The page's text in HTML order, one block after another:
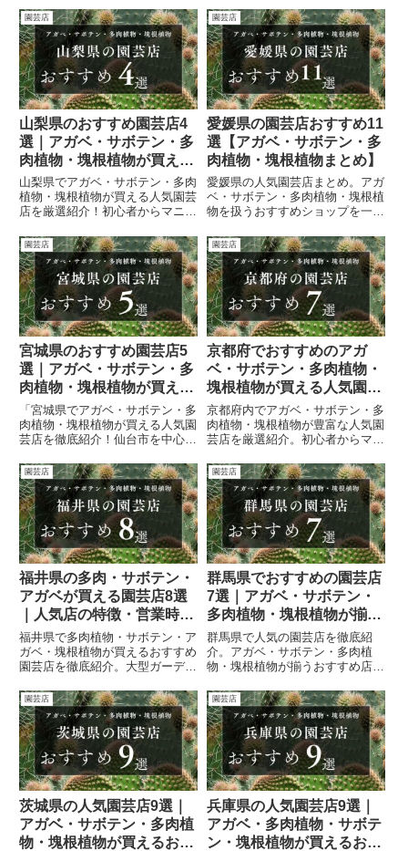
報を最新まとめ。
載。
園芸店
山梨県のおすすめ園芸店4
選｜アガベ・サボテン・多
肉植物・塊根植物が買える
人気ショップまとめ
山梨県でアガベ・サボテン・多肉
植物・塊根植物が買える人気園芸
店を厳選紹介！初心者からマニア
一覧と詳細ガイド。
園芸店
愛媛県の園芸店おすすめ11
選【アガベ・サボテン・多
肉植物・塊根植物まとめ】
愛媛県の人気園芸店まとめ。アガ
ベ・サボテン・多肉植物・塊根植
物を扱うおすすめショップを一覧
も掲載。
園芸店
宮城県のおすすめ園芸店5
選｜アガベ・サボテン・多
肉植物・塊根植物が買える
人気ショップまとめ
「宮城県でアガベ・サボテン・多
肉植物・塊根植物が買える人気園
芸店を徹底紹介！仙台市を中心に
付きで解説。初心者からマニアま
で楽しめるおすすめショップまと
め。」
園芸店
京都府でおすすめのアガ
ベ・サボテン・多肉植物・
塊根植物が買える人気園芸
店7選【完全ガイド】
京都府内でアガベ・サボテン・多
肉植物・塊根植物が豊富な人気園
芸店を厳選紹介。初心者からマニ
表付きで掲載。
園芸店
福井県の多肉・サボテン・
アガベが買える園芸店8選
｜人気店の特徴・営業時
間・SNS完全ガイド
【2026最新】
福井県で多肉植物・サボテン・ア
ガベ・塊根植物が買えるおすすめ
園芸店を徹底紹介。大型ガーデン
オンラインショップまで網羅し、
営業時間・所在地・SNSリンク
付きで比較できます。初心者から
マニアまで必見の保存版ガイドで
す。
園芸店
群馬県でおすすめの園芸店
7選｜アガベ・サボテン・
多肉植物・塊根植物が揃う
人気店まとめ
群馬県で人気の園芸店を徹底紹
介。アガベ・サボテン・多肉植
物・塊根植物が揃うおすすめ店7
まで網羅。
園芸店
茨城県の人気園芸店9選｜
アガベ・サボテン・多肉植
物・塊根植物が買えるおす
園芸店
兵庫県の人気園芸店9選｜
アガベ・多肉植物・サボテ
ン・塊根植物が買えるおす